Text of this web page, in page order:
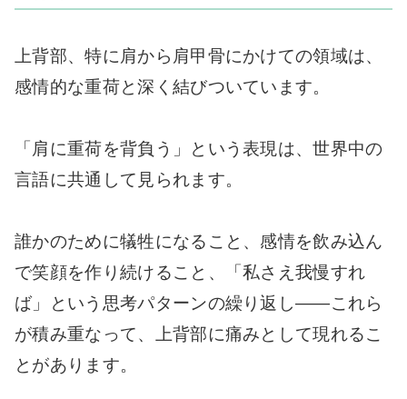
上背部、特に肩から肩甲骨にかけての領域は、
感情的な重荷と深く結びついています。
「肩に重荷を背負う」という表現は、世界中の
言語に共通して見られます。
誰かのために犠牲になること、感情を飲み込ん
で笑顔を作り続けること、「私さえ我慢すれ
ば」という思考パターンの繰り返し——これら
が積み重なって、上背部に痛みとして現れるこ
とがあります。